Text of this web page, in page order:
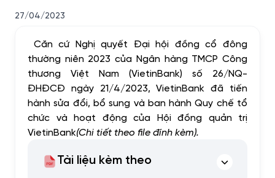
27/04/2023
Căn cứ Nghị quyết Đại hội đồng cổ đông
thường niên 2023 của Ngân hàng TMCP Công
thương Việt Nam (VietinBank) số 26/NQ-
ĐHĐCĐ ngày 21/4/2023, VietinBank đã tiến
hành sửa đổi, bổ sung và ban hành Quy chế tổ
chức và hoạt động của Hội đồng quản trị
VietinBank(Chi tiết theo file đính kèm).
Tài liệu kèm theo